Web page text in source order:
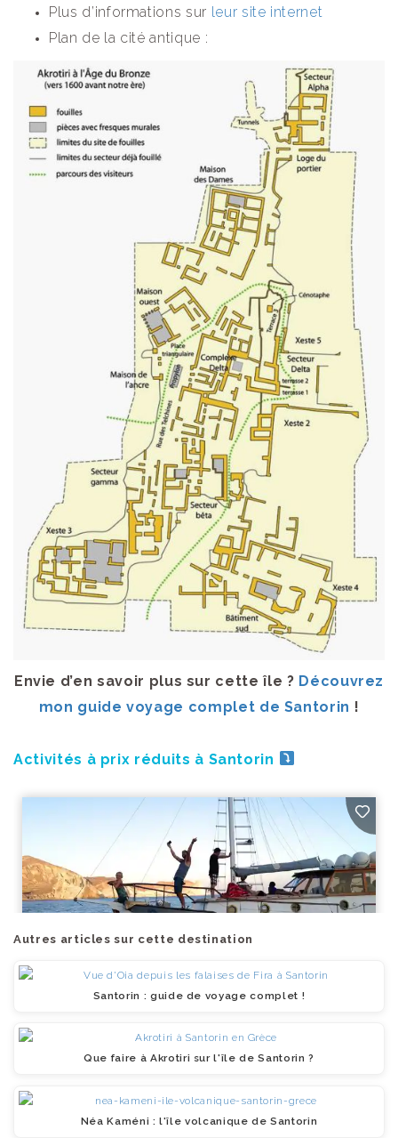
Plus d’informations sur leur site internet
Plan de la cité antique :
Envie d’en savoir plus sur cette île ? Découvrez
mon guide voyage complet de Santorin !
Activités à prix réduits à Santorin
Autres articles sur cette destination
Santorin : guide de voyage complet !
Que faire à Akrotiri sur l'île de Santorin ?
Néa Kaméni : l'île volcanique de Santorin